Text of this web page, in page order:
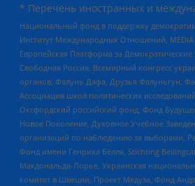
* Перечень иностранных и
Национальный фонд в поддержку
Институт Международных Отношений, MEDIA
Европейская Платформа за
Свободная Россия, Всемирный конгресс
органов, Фалунь Дафа, Друзья Фалуньгун,
Ассоциация школ политических
Оксфордский российский фонд, Фонд
Новое Поколение, Духовное Учебное
организаций по наблюдению за выборами,
Фонд имени Генриха Бёлля, Stichting
Макдональда-Лорье, Украинская
комитет в Швеции, Проект Медуза, Фонд